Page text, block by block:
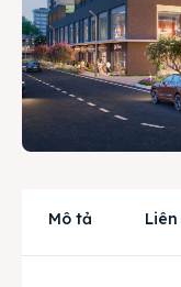
Dự án
Mua bán
Cho thuê
Mô tả Liên